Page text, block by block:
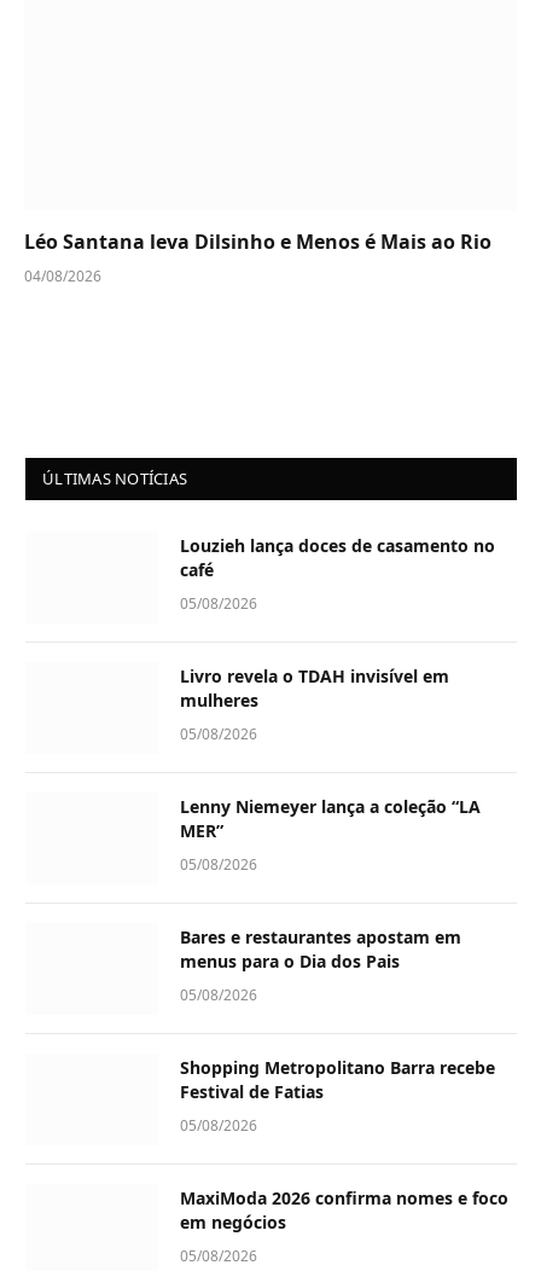
Léo Santana leva Dilsinho e Menos é Mais ao Rio
04/08/2026
ÚLTIMAS NOTÍCIAS
Louzieh lança doces de casamento no
café
05/08/2026
Livro revela o TDAH invisível em
mulheres
05/08/2026
Lenny Niemeyer lança a coleção “LA
MER”
05/08/2026
Bares e restaurantes apostam em
menus para o Dia dos Pais
05/08/2026
Shopping Metropolitano Barra recebe
Festival de Fatias
05/08/2026
MaxiModa 2026 confirma nomes e foco
em negócios
05/08/2026